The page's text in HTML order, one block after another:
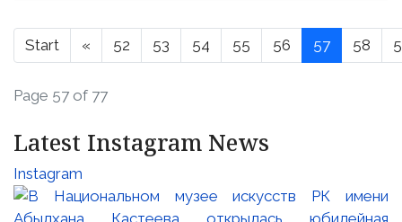
Start « 52 53 54 55 56 57 58
Page 57 of 77
Latest Instagram News
Instagram